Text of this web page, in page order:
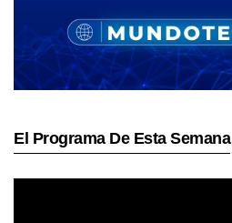
El Programa De Esta Semana